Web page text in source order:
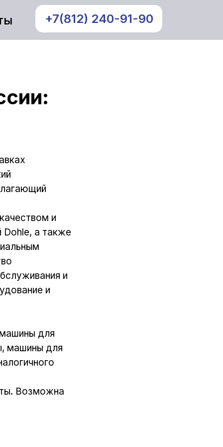
+7(812) 240-91-90
и
а также
и
и
для
машины для
Возможна